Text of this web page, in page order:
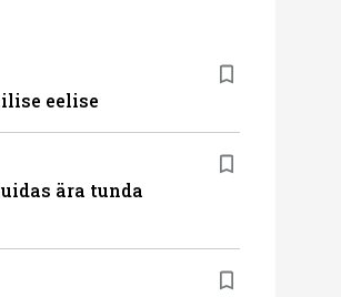
eelise
ära tunda